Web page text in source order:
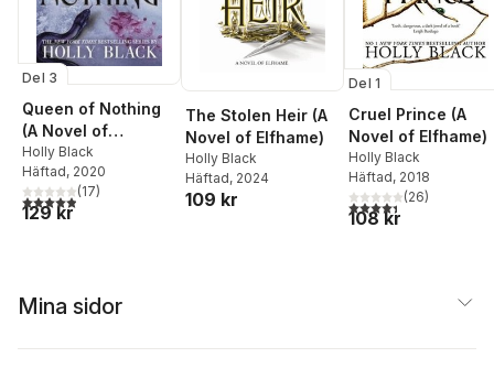
Del 3
Queen of Nothing
(A Novel of
Elfhame)
Holly Black
Häftad, 2020
4,9utav 5 stjärnor. Totalt antal röster:
(17)
129 kr
The Stolen Heir (A
Novel of Elfhame)
Holly Black
Häftad, 2024
109 kr
Del 1
Cruel Prince (A
Novel of Elfhame)
Holly Black
Häftad, 2018
4,4utav 5 stjärnor.
(26)
108 kr
Mina sidor